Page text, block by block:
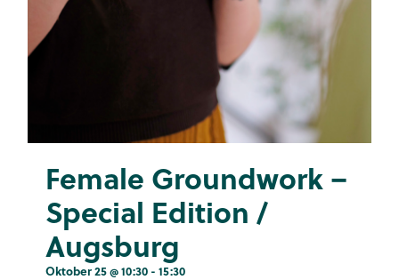
Female Groundwork –
Special Edition /
Augsburg
Oktober 25 @ 10:30- 15:30